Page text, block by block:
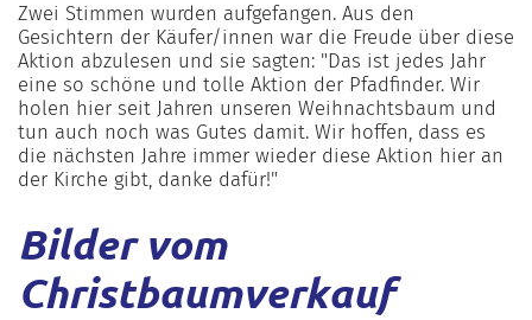
Zwei Stimmen wurden aufgefangen. Aus den
Gesichtern der Käufer/innen war die Freude über diese
Aktion abzulesen und sie sagten: "Das ist jedes Jahr
eine so schöne und tolle Aktion der Pfadfinder. Wir
holen hier seit Jahren unseren Weihnachtsbaum und
tun auch noch was Gutes damit. Wir hoffen, dass es
die nächsten Jahre immer wieder diese Aktion hier an
der Kirche gibt, danke dafür!"
Bilder vom
Christbaumverkauf